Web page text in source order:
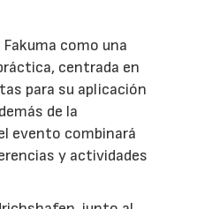
como una
centrada en
para su aplicación
de la
evento combinará
y actividades